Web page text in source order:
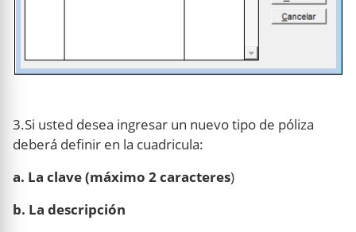
3.Si usted desea ingresar un nuevo tipo de póliza
deberá definir en la cuadricula:
a. La clave (máximo 2 caracteres)
b. La descripción